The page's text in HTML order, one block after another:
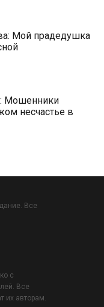
Мой прадедушка
Мошенники
несчастье в
Все
с
Все
их авторам.